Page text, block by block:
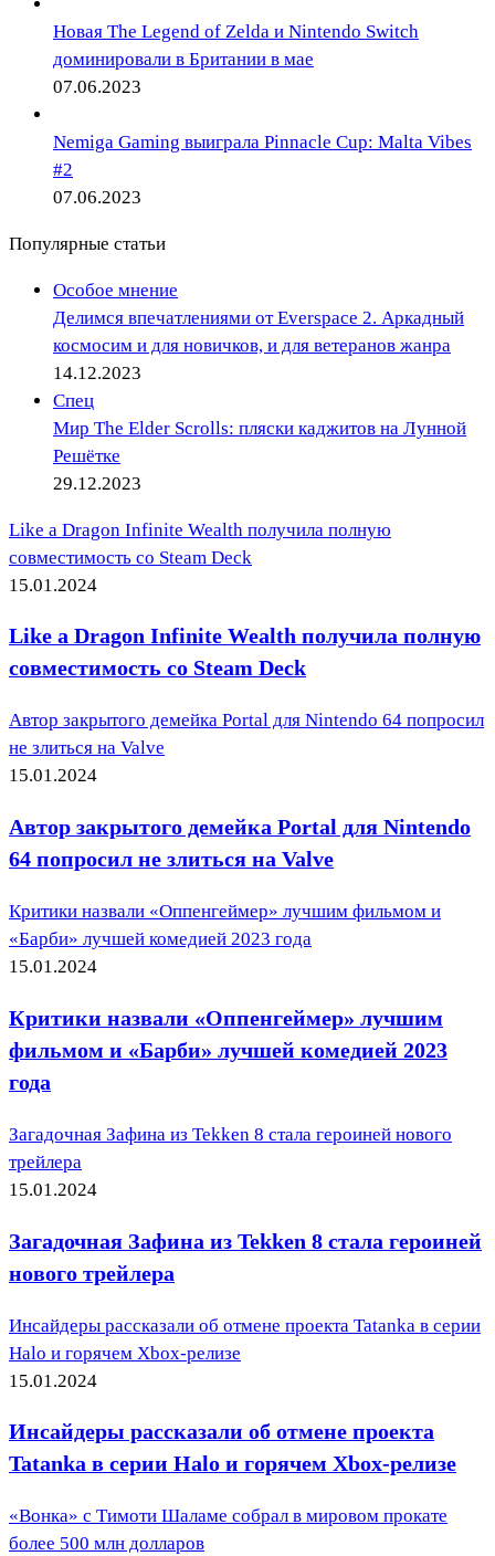
Новая The Legend of Zelda и Nintendo Switch
доминировали в Британии в мае
07.06.2023
Nemiga Gaming выиграла Pinnacle Cup: Malta Vibes
#2
07.06.2023
Популярные статьи
Особое мнение
Делимся впечатлениями от Everspace 2. Аркадный
космосим и для новичков, и для ветеранов жанра
14.12.2023
Спец
Мир The Elder Scrolls: пляски каджитов на Лунной
Решётке
29.12.2023
Like a Dragon Infinite Wealth получила полную
совместимость со Steam Deck
15.01.2024
Like a Dragon Infinite Wealth получила полную
совместимость со Steam Deck
Автор закрытого демейка Portal для Nintendo 64 попросил
не злиться на Valve
15.01.2024
Автор закрытого демейка Portal для Nintendo
64 попросил не злиться на Valve
Критики назвали «Оппенгеймер» лучшим фильмом и
«Барби» лучшей комедией 2023 года
15.01.2024
Критики назвали «Оппенгеймер» лучшим
фильмом и «Барби» лучшей комедией 2023
года
Загадочная Зафина из Tekken 8 стала героиней нового
трейлера
15.01.2024
Загадочная Зафина из Tekken 8 стала героиней
нового трейлера
Инсайдеры рассказали об отмене проекта Tatanka в серии
Halo и горячем Xbox-релизе
15.01.2024
Инсайдеры рассказали об отмене проекта
Tatanka в серии Halo и горячем Xbox-релизе
«Вонка» с Тимоти Шаламе собрал в мировом прокате
более 500 млн долларов